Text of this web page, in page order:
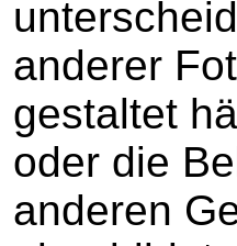
anderer
gestaltet
oder die
anderen